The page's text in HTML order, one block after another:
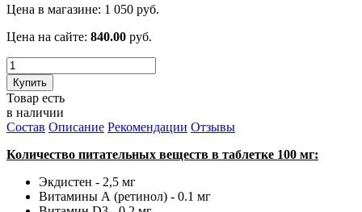
Цена в магазине: 1 050 руб.
Цена на сайте: 840.00 руб.
Купить
Товар есть
в наличии
Состав Описание Рекомендации Отзывы
Количество питательных веществ в таблетке 100 мг:
Экдистен - 2,5 мг
Витамины А (ретинол) - 0.1 мг